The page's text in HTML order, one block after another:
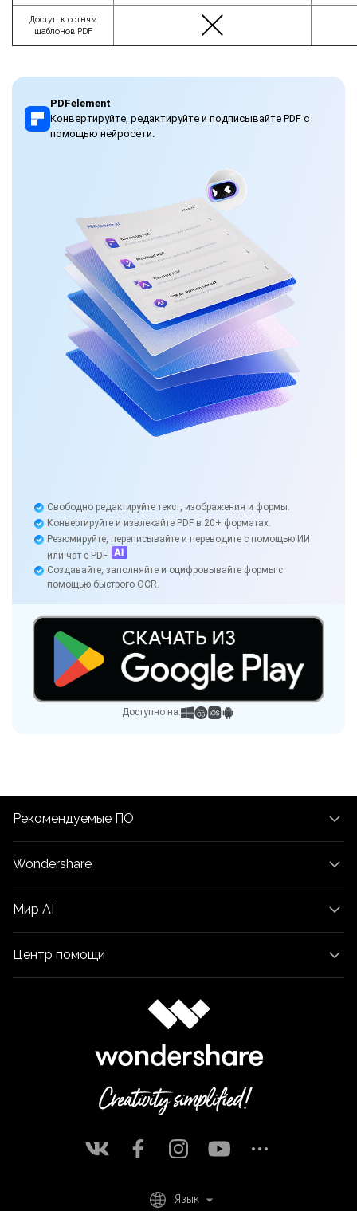
Доступ к сотням
шаблонов PDF
Свободно редактируйте текст, изображения и формы.
Конвертируйте и извлекайте PDF в 20+ форматах.
Резюмируйте, переписывайте и переводите с помощью ИИ
или чат с PDF.
Создавайте, заполняйте и оцифровывайте формы с
помощью быстрого OCR.
PDFelement
Конвертируйте, редактируйте и подписывайте PDF с
помощью нейросети.
Доступно на:
Рекомендуемые ПО
Wondershare
Мир AI
Центр помощи
Язык